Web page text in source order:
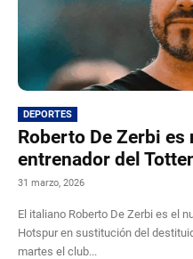
DEPORTES
Roberto De Zerbi
entrenador del
31 marzo, 2026
El italiano Roberto De Zerbi es el
Hotspur en sustitución del
martes el club...